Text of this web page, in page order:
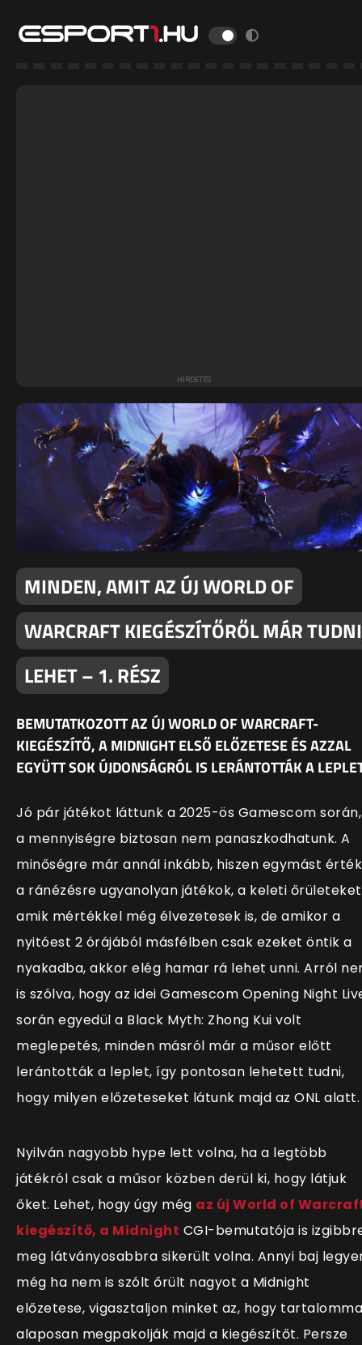
MINDEN, AMIT AZ ÚJ WORLD OF
WARCRAFT KIEGÉSZÍTŐRŐL MÁR TUDNI
LEHET – 1. RÉSZ
BEMUTATKOZOTT AZ ÚJ WORLD OF WARCRAFT-
KIEGÉSZÍTŐ, A MIDNIGHT ELSŐ ELŐZETESE ÉS AZZAL
EGYÜTT SOK ÚJDONSÁGRÓL IS LERÁNTOTTÁK A
Jó pár játékot láttunk a 2025-ös Gamescom során,
a mennyiségre biztosan nem panaszkodhatunk. A
minőségre már annál inkább, hiszen egymást érték
a ránézésre ugyanolyan játékok, a keleti
amik mértékkel még élvezetesek is, de amikor a
nyitóest 2 órájából másfélben csak ezeket öntik a
nyakadba, akkor elég hamar rá lehet unni. Arról
is szólva, hogy az idei Gamescom Opening Night
során egyedül a Black Myth: Zhong Kui volt
meglepetés, minden másról már a műsor előtt
lerántották a leplet, így pontosan lehetett tudni,
hogy milyen előzeteseket látunk majd az ONL alatt.
Nyilván nagyobb hype lett volna, ha a legtöbb
játékról csak a műsor közben derül ki, hogy látjuk
őket. Lehet, hogy úgy még az új World of
kiegészítő, a Midnight CGI-bemutatója is
meg látványosabbra sikerült volna. Annyi baj
még ha nem is szólt őrült nagyot a Midnight
előzetese, vigasztaljon minket az, hogy
alaposan megpakolják majd a kiegészítőt. Persze